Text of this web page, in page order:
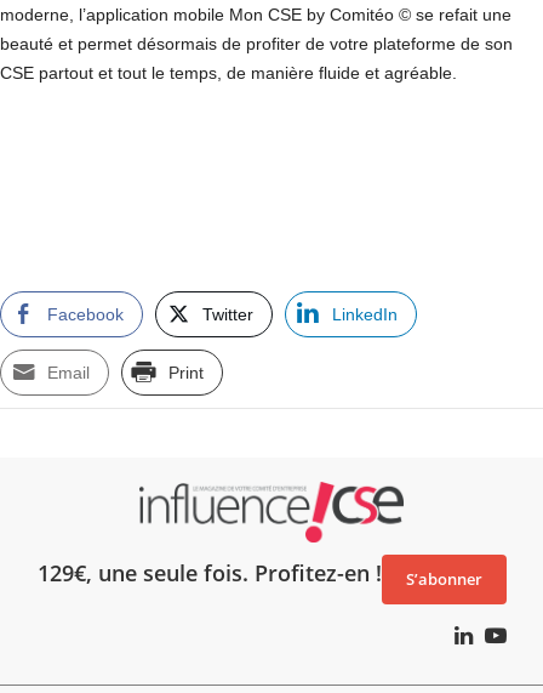
moderne, l’application mobile Mon CSE by Comitéo © se refait une
beauté et permet désormais de profiter de votre plateforme de son
CSE partout et tout le temps, de manière fluide et agréable.
Facebook Twitter LinkedIn
Email Print
129€, une seule fois. Profitez-en ! S’abonner